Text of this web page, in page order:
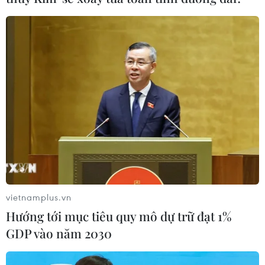
(TTXVN/Vietnam+)
#Bắc Bộ #Nắng hanh #Se lạnh
#Sương mù
#Gió Đông Nam
#Mưa rải rác
vietnamplus.vn
Hướng tới mục tiêu quy mô dự trữ đạt 1%
GDP vào năm 2030